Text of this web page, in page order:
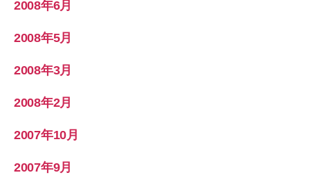
2008年6月
2008年5月
2008年3月
2008年2月
2007年10月
2007年9月